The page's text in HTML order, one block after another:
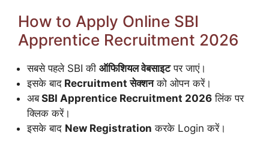
How to Apply Online SBI
Apprentice Recruitment 2026
सबसे पहले SBI की ऑफिशियल वेबसाइटपर जाएं।
इसके बाद Recruitment सेक्शनको ओपन करें।
अबSBI Apprentice Recruitment 2026 लिंक पर
क्लिक करें।
इसके बाद New Registration करके Login करें।